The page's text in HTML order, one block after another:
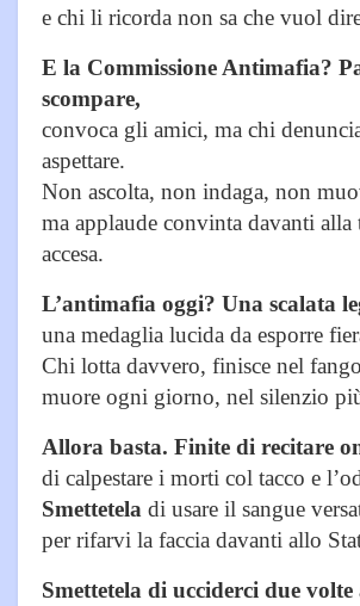
e chi li ricorda non sa che vuol
E la Commissione Antimafia?
scompare,
convoca gli amici, ma chi
aspettare.
Non ascolta, non indaga, non
ma applaude convinta davanti alla
accesa.
L’antimafia oggi? Una scalata
una medaglia lucida da esporre
Chi lotta davvero, finisce nel
muore ogni giorno, nel silenzio
Allora basta. Finite di recitare
di calpestare i morti col tacco e
Smettetela di usare il sangue
per rifarvi la faccia davanti allo
Smettetela di ucciderci due